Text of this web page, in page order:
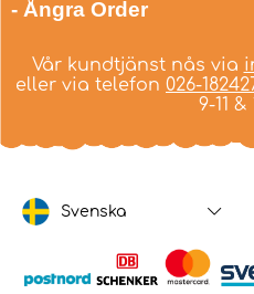
- Ångra Order
Vår kundtjänst nås via
eller via telefon 026-
9-11 &
Svenska